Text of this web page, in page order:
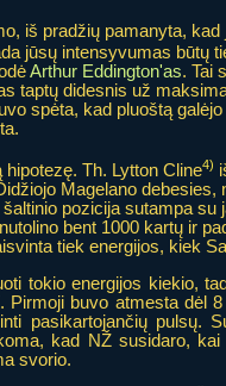
iš pradžių pamanyta,
jūsų intensyvumas būtų
Arthur Eddington'as. Tai
taptų didesnis už
spėta, kad pluoštą
Th. Lytton Cline4)
Magelano
pozicija sutampa su
bent 1000 kartų ir
tiek energijos, kiek
tokio energijos kiekio,
. Pirmoji buvo atmesta dėl
pasikartojančių pulsų.
kad NŽ susidaro,
svorio.